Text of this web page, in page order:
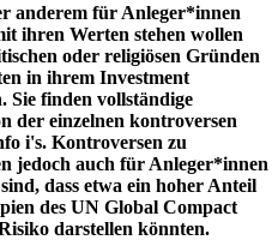
anderem für Anleger*innen
ihren Werten stehen wollen
oder religiösen Gründen
in ihrem Investment
Sie finden vollständige
der einzelnen kontroversen
i's. Kontroversen zu
jedoch auch für Anleger*innen
dass etwa ein hoher Anteil
des UN Global Compact
darstellen könnten.